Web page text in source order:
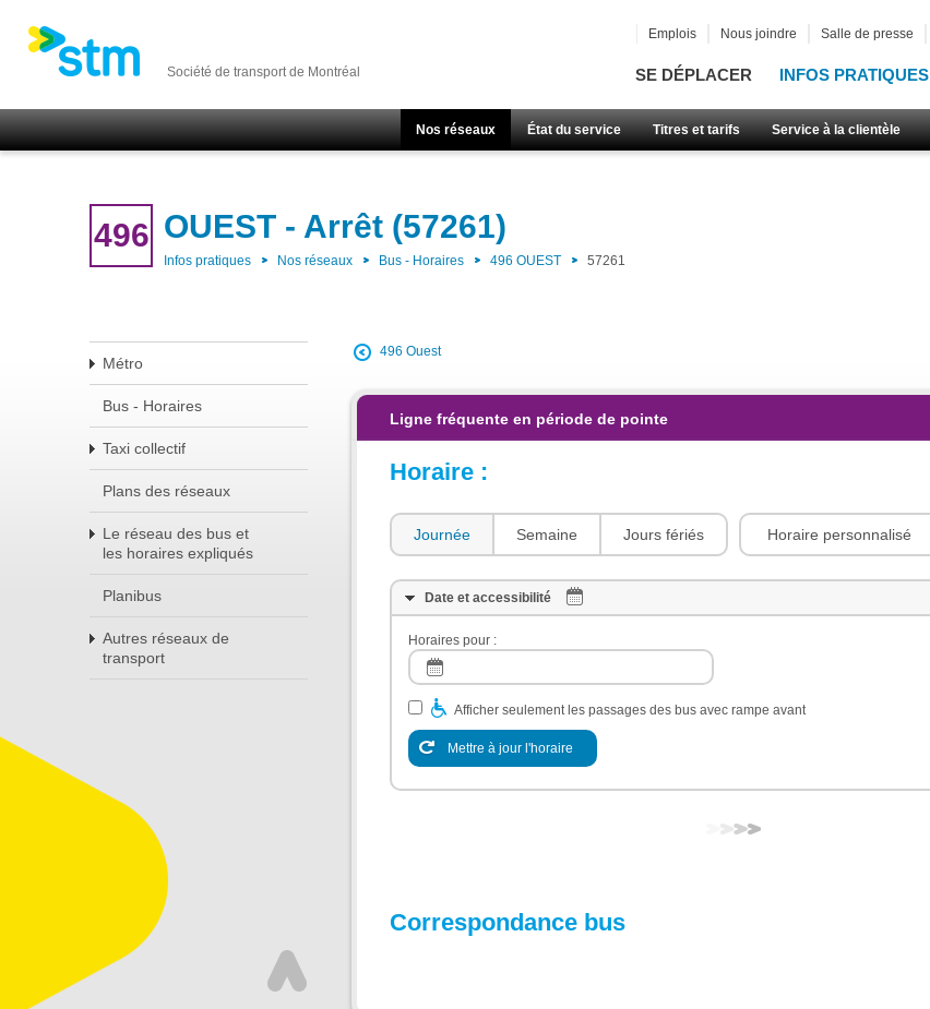
Société de transport de Montréal SE DÉPLACER INFOS PRATIQUES
Nos réseaux État du service Titres et tarifs Service à la clientèle
Emplois Nous joindre Salle de presse
496 OUEST - Arrêt (57261)
Infos pratiques Nos réseaux Bus - Horaires 496 OUEST 57261
Métro
Bus - Horaires
Taxi collectif
Plans des réseaux
Le réseau des bus et
les horaires expliqués
Planibus
Autres réseaux de
transport
496 Ouest
Ligne fréquente en période de pointe
Horaire :
Journée Semaine Jours fériés Horaire personnalisé
Date et accessibilité
Horaires pour :
Afficher seulement les passages des bus avec rampe avant
Mettre à jour l'horaire
Correspondance bus